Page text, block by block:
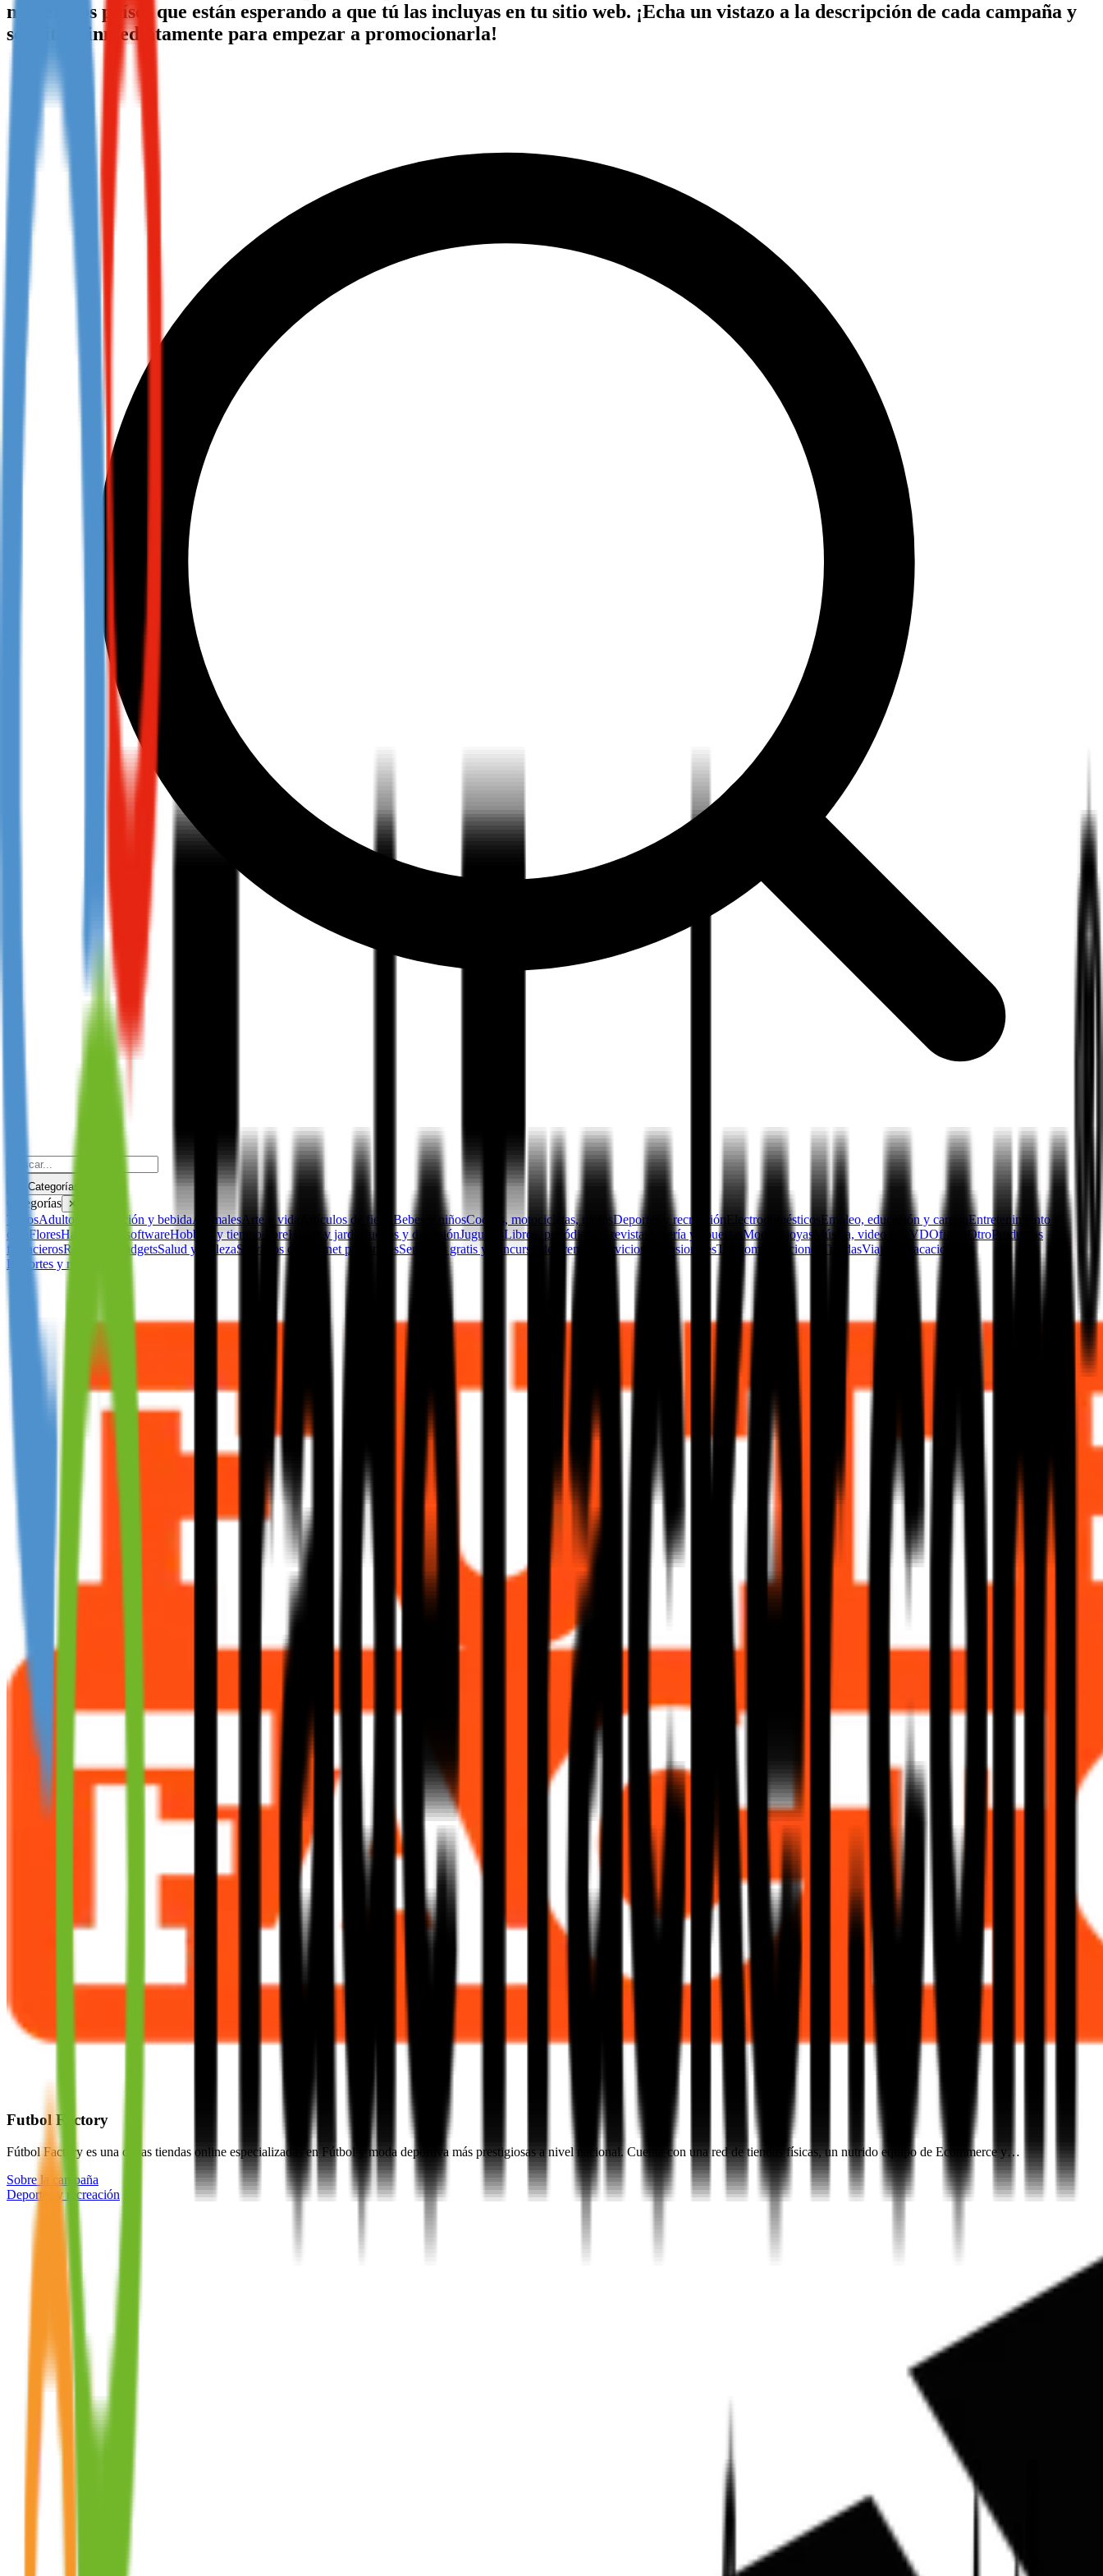
Not already our Publisher?
numerosos países que están esperando a que tú las incluyas en tu sitio web. ¡Echa un vistazo a la descripción de cada campaña y
solicítala inmediatamente para empezar a promocionarla!
Categorías
Categorías ✕
TodosAdulto Alimentación y bebidaAnimales Arte y vida Artículos de fiesta Bebes y niñosCoches, motocicletas, motosDeportes y recreación Electrodomésticos Empleo, educación y carrera
Entretenimiento y
ocio
FloresHardware y softwareHobbies y tiempo libreHogar y jardín Juegos y diversiónJuguetes Libros, periódicos y revistas Lotería y apuestas Moda y joyas Música, video y DVDOficina OtroProductos
financierosRegalos y gadgetsSalud y bellezaServicios de internet personalesServicios gratis y concurso de premios Servicios profesionalesTelecomunicaciones TiendasViajes y vacaciones
Deportes y recreación
Futbol Factory
Fútbol Factory es una de las tiendas online especializadas en Fútbol y moda deportiva más prestigiosas a nivel nacional. Cuenta con una red de tiendas físicas, un nutrido equipo de Ecommerce y…
Sobre la campaña
Deportes y recreación